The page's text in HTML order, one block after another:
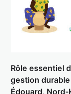
Rôle essentiel
gestion
Édouard, Nord-